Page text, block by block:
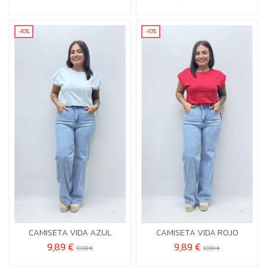
-10%
CAMISETA VIDA AZUL
9,89 € 10,99 €
XL-2X
 Añadir al carrito
-10%
CAMISETA VIDA ROJO
9,89 €10,99 €
XL-2X
 Añadir al carrito